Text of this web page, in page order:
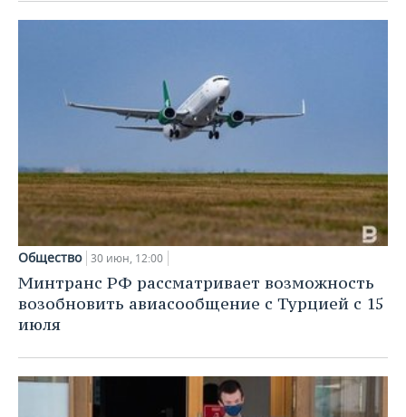
Общество 30 июн, 12:00
Минтранс РФ рассматривает возможность
возобновить авиасообщение с Турцией с 15
июля